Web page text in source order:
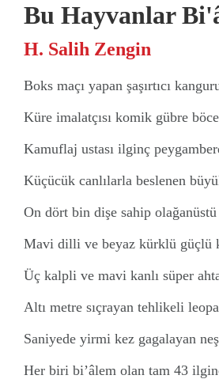
Bu Hayvanlar
H. Salih Zengin
Boks maçı yapan şaşırtıcı
Küre imalatçısı komik gübre
Kamuflaj ustası ilginç
Küçücük canlılarla beslenen
On dört bin dişe sahip
Mavi dilli ve beyaz kürklü güçlü
Üç kalpli ve mavi kanlı süper
Altı metre sıçrayan tehlikeli
Saniyede yirmi kez gagalayan
Her biri bi’âlem olan tam 43